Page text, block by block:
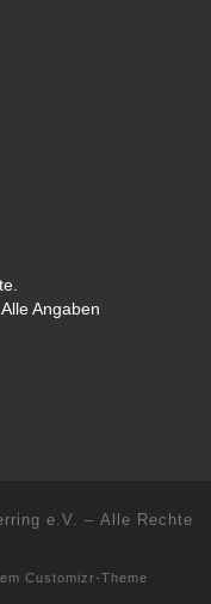
Angaben
e.V. – Alle Rechte
Customizr-Theme